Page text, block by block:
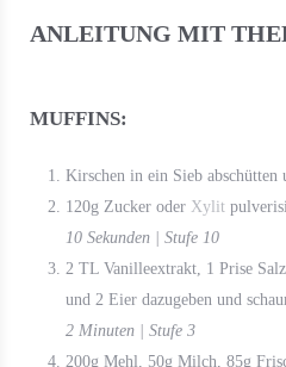
ANLEITUNG MIT
MUFFINS:
Kirschen in ein Sieb abschütten
120g Zucker oder Xylit
10 Sekunden | Stufe 10
2 TL Vanilleextrakt, 1 Prise
und 2 Eier dazugeben und
2 Minuten | Stufe 3
200g Mehl, 50g Milch, 85g